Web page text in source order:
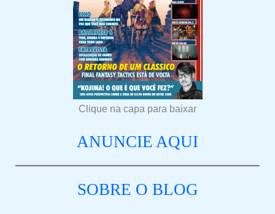
Clique na capa para baixar
ANUNCIE AQUI
SOBRE O BLOG